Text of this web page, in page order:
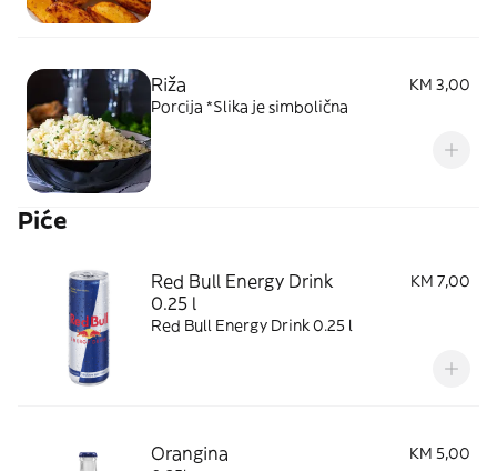
Riža
KM 3,00
Porcija *Slika je simbolična
Piće
Red Bull Energy Drink
0.25 l
KM 7,00
Red Bull Energy Drink 0.25 l
Orangina
KM 5,00